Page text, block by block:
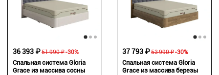
Спальная система Gloria
Grace из массива сосны
51 990 ₽
36 393 ₽ -30%
Спальная система Gloria
Grace из массива березы
53 990 ₽
37 793 ₽ -30%